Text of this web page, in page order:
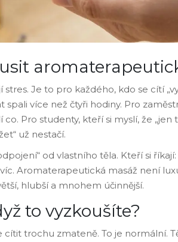
Je to pro každého, kdo se cítí
spali více než čtyři hodiny. Pro
Pro studenty, kteří si myslí, že
už nestačí.
od vlastního těla. Kteří si
Aromaterapeutická masáž není
hlubší a mnohem účinnější.
to vyzkoušíte?
cítit trochu zmateně. To je normální.